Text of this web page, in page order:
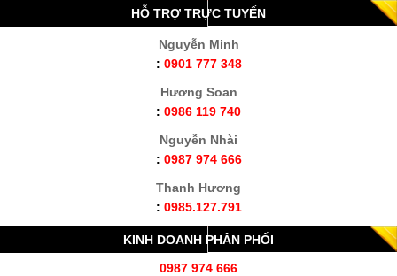
HỖ TRỢ TRỰC TUYẾN
Nguyễn Minh
: 0901 777 348
Hương Soan
: 0986 119 740
Nguyễn Nhài
: 0987 974 666
Thanh Hương
: 0985.127.791
KINH DOANH PHÂN PHỐI
0987 974 666